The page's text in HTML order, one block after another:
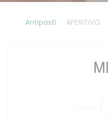
Antipasti APERITIVO